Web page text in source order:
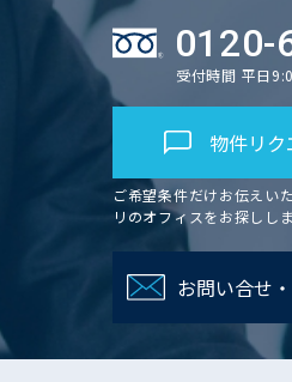
0120-
受付時間 平日
物件リク
ご希望条件だけお伝えい
リのオフィスをお探しし
お問い合せ